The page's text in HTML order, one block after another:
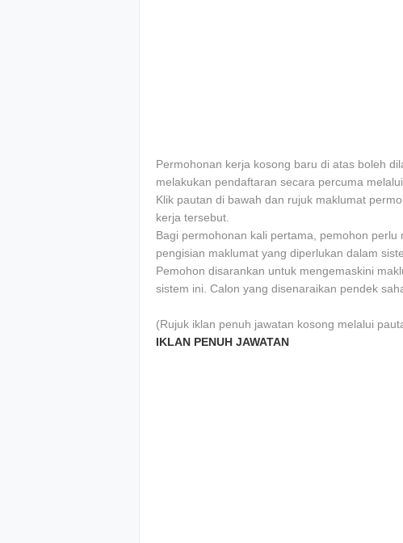
Permohonan kerja kosong baru di atas boleh
melakukan pendaftaran secara percuma
Klik pautan di bawah dan rujuk maklumat
kerja tersebut.
Bagi permohonan kali pertama, pemohon
pengisian maklumat yang diperlukan dalam
Pemohon disarankan untuk mengemaskini
sistem ini. Calon yang disenaraikan pendek
(Rujuk iklan penuh jawatan kosong melalui
IKLAN PENUH JAWATAN